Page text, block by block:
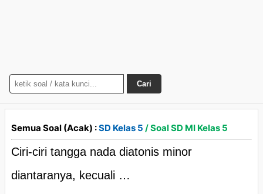
Cari
Semua Soal (Acak) :SD Kelas 5 / Soal SD MI Kelas 5
Ciri-ciri tangga nada diatonis minor
diantaranya, kecuali …